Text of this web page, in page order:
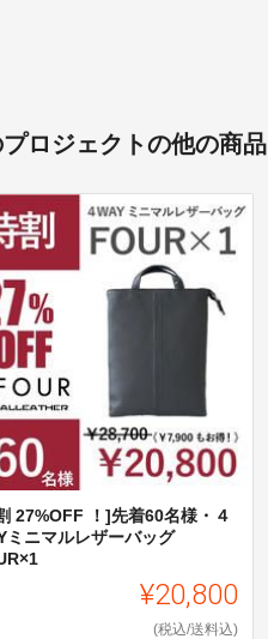
プロジェクトの他の商品
27%OFF ！]先着60名様・４
ミニマルレザーバッグ
¥20,800
(税込/送料込)